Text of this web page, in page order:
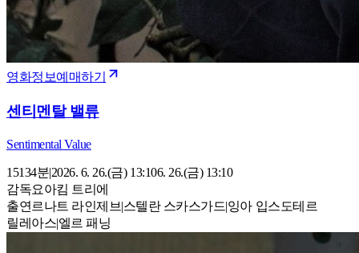
영화정보예매하기
센티멘탈 밸류
Sentimental Value
15134분|2026. 6. 26.(금) 13:106. 26.(금) 13:10
감독요아킴 트리에
출연 르나트 라인제브|스텔란 스카스가드|잉아 입스도테르
릴레아스|엘르 패닝